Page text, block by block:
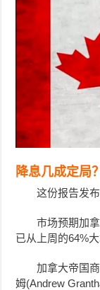
降息几成定局？
这份报告发
市场预期加
已从上周的64%大
加拿大帝国
姆(Andrew